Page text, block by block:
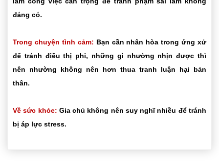
đáng có.
Trong chuyện tình cảm: Bạn cần nhân hòa trong ứng xử
để tránh điều thị phi, những gì nhường nhịn được thì
nên nhường không nên hơn thua tranh luận hại bản
thân.
Về sức khỏe: Gia chủ không nên suy nghĩ nhiều để tránh
bị áp lực stress.